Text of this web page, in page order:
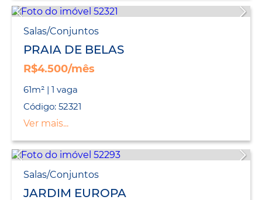
Salas/Conjuntos
PRAIA DE BELAS
R$4.500/mês
61m² | 1 vaga
Código: 52321
Ver mais...
Salas/Conjuntos
JARDIM EUROPA